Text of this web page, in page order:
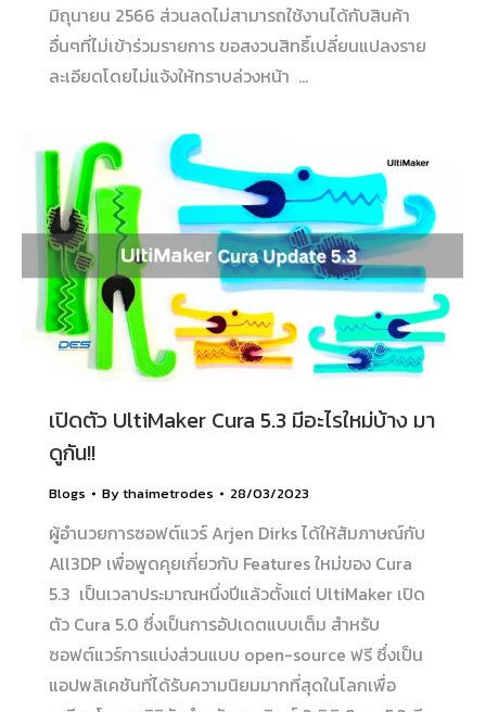
มิถุนายน 2566 ส่วนลดไม่สามารถใช้งานได้กับสินค้า
อื่นๆที่ไม่เข้าร่วมรายการ ขอสงวนสิทธิ์เปลี่ยนแปลงราย
ละเอียดโดยไม่แจ้งให้ทราบล่วงหน้า …
เปิดตัว UltiMaker Cura 5.3 มีอะไรใหม่บ้าง มา
ดูกัน!!
Blogs Bythaimetrodes 28/03/2023
ผู้อำนวยการซอฟต์แวร์ Arjen Dirks ได้ให้สัมภาษณ์กับ
All3DP เพื่อพูดคุยเกี่ยวกับ Features ใหม่ของ Cura
5.3 เป็นเวลาประมาณหนึ่งปีแล้วตั้งแต่ UltiMaker เปิด
ตัว Cura 5.0 ซึ่งเป็นการอัปเดตแบบเต็ม สำหรับ
ซอฟต์แวร์การแบ่งส่วนแบบ open-source ฟรี ซึ่งเป็น
แอปพลิเคชันที่ได้รับความนิยมมากที่สุดในโลกเพื่อ